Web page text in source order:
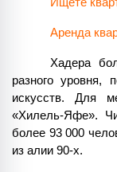
Аренда
Хадера
разного уровня,
искусств. Для
«Хилель-Яфе».
более 93 000
из алии 90-х.